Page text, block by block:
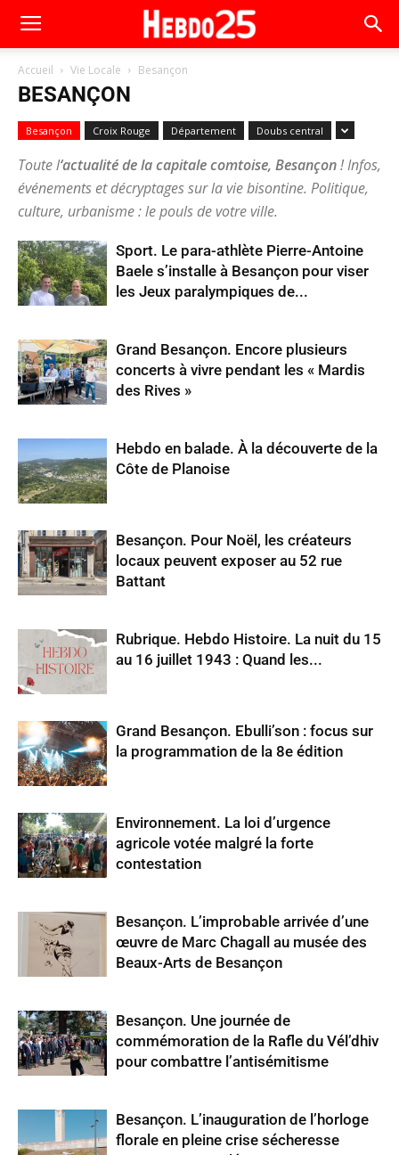
Accueil Vie Locale Besançon
BESANÇON
Besançon Croix Rouge Département Doubs central
Toute l‘actualité de la capitale comtoise, Besançon! Infos,
événements et décryptages sur la vie bisontine. Politique,
culture, urbanisme : le pouls de votre ville.
Sport. Le para-athlète Pierre-Antoine
Baele s’installe à Besançon pour viser
les Jeux paralympiques de...
Grand Besançon. Encore plusieurs
concerts à vivre pendant les « Mardis
des Rives »
Hebdo en balade. À la découverte de la
Côte de Planoise
Besançon. Pour Noël, les créateurs
locaux peuvent exposer au 52 rue
Battant
Rubrique. Hebdo Histoire. La nuit du 15
au 16 juillet 1943 : Quand les...
Grand Besançon. Ebulli’son : focus sur
la programmation de la 8e édition
Environnement. La loi d’urgence
agricole votée malgré la forte
contestation
Besançon. L’improbable arrivée d’une
œuvre de Marc Chagall au musée des
Beaux-Arts de Besançon
Besançon. Une journée de
commémoration de la Rafle du Vél’dhiv
pour combattre l’antisémitisme
Besançon. L’inauguration de l’horloge
florale en pleine crise sécheresse